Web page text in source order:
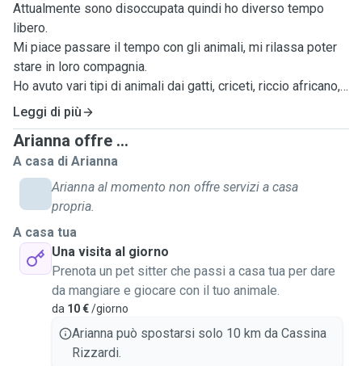
Attualmente sono disoccupata quindi ho diverso tempo
libero.
Mi piace passare il tempo con gli animali, mi rilassa poter
stare in loro compagnia.
Ho avuto vari tipi di animali dai gatti, criceti, riccio africano,
camaleonte, gechi e pesci rossi.
Attualmente ho diverso tempo libero e vorrei poterlo
occupare facendo qualcosa di piacevole, ecco perché
vorrei potermi dedicare alla cura del tuo piccolo.
Possiamo accordarci sugli orari in cui posso recarmi a casa
tua e dedicare del tempo alla cura del animaletto.
penso io! Ti manderò qualche foto per farti sentire meno la
mancanza del tuo animale 😃 sono disponibile anche a fare
una videochiamata se ne senti il bisogno. Possiamo inoltre
conoscerci bene prima del giorno in cui avrai bisogno così
anche il tuo piccolo sarà tranquillo quando mi vedrà.
Se hai bisogno di altre informazioni o vuoi sapere qualcosa
di piu non esitare a contattarmi per chiedere tutto ciò che
Leggi di più
Arianna offre ...
A casa di Arianna
Arianna al momento non offre servizi a casa
propria.
A casa tua
Una visita al giorno
Prenota un pet sitter che passi a casa tua per dare
da mangiare e giocare con il tuo animale.
da 10 €/giorno
Arianna può spostarsi solo 10 km da Cassina
Rizzardi.